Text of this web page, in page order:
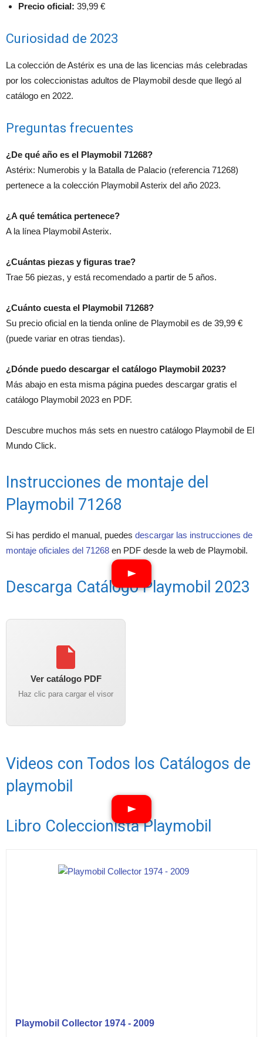
Precio oficial: 39,99 €
Curiosidad de 2023
La colección de Astérix es una de las licencias más celebradas
por los coleccionistas adultos de Playmobil desde que llegó al
catálogo en 2022.
Preguntas frecuentes
¿De qué año es el Playmobil 71268?
Astérix: Numerobis y la Batalla de Palacio (referencia 71268)
pertenece a la colección Playmobil Asterix del año 2023.
¿A qué temática pertenece?
A la línea Playmobil Asterix.
¿Cuántas piezas y figuras trae?
Trae 56 piezas, y está recomendado a partir de 5 años.
¿Cuánto cuesta el Playmobil 71268?
Su precio oficial en la tienda online de Playmobil es de 39,99 €
(puede variar en otras tiendas).
¿Dónde puedo descargar el catálogo Playmobil 2023?
Más abajo en esta misma página puedes descargar gratis el
catálogo Playmobil 2023 en PDF.
Descubre muchos más sets en nuestro catálogo Playmobil de El
Mundo Click.
Instrucciones de montaje del
Playmobil 71268
Si has perdido el manual, puedes descargar las instrucciones de
montaje oficiales del 71268 en PDF desde la web de Playmobil.
Descarga Catálogo Playmobil 2023
Ver catálogo PDF
Haz clic para cargar el visor
Videos con Todos los Catálogos de
playmobil
Libro Coleccionista Playmobil
Playmobil Collector 1974 - 2009